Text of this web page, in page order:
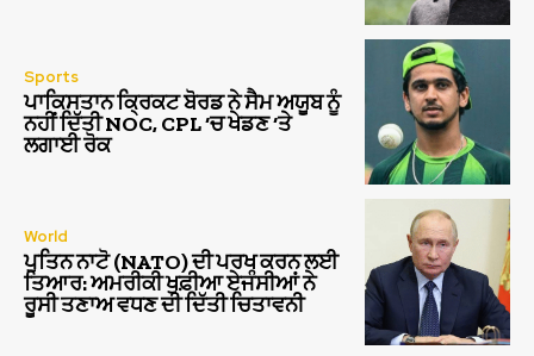
Sports
ਪਾਕਿਸਤਾਨ ਕ੍ਰਿਕਟ ਬੋਰਡ ਨੇ ਸੈਮ ਅਯੂਬ ਨੂੰ
ਨਹੀਂ ਦਿੱਤੀ NOC, CPL ‘ਚ ਖੇਡਣ ‘ਤੇ
ਲਗਾਈ ਰੋਕ
World
ਪੁਤਿਨ ਨਾਟੋ (NATO) ਦੀ ਪਰਖ ਕਰਨ ਲਈ
ਤਿਆਰ: ਅਮਰੀਕੀ ਖੁਫ਼ੀਆ ਏਜੰਸੀਆਂ ਨੇ
ਰੂਸੀ ਤਣਾਅ ਵਧਣ ਦੀ ਦਿੱਤੀ ਚਿਤਾਵਨੀ